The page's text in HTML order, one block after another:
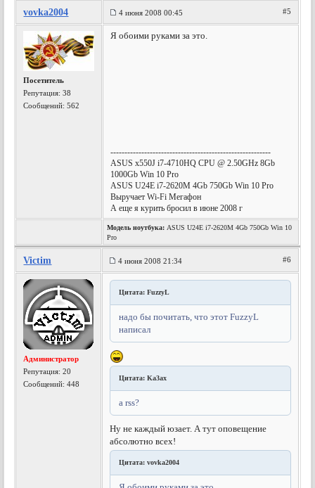
vovka2004 4 июня 2008 00:45 #5
Посетитель
Репутация:38
Сообщений: 562
Я обоими руками за это.
---------------------------------------------------------
ASUS x550J i7-4710HQ CPU @ 2.50GHz 8Gb
1000Gb Win 10 Pro
ASUS U24E i7-2620M 4Gb 750Gb Win 10 Pro
Выручает Wi-Fi Мегафон
А еще я курить бросил в июне 2008 г
Модель ноутбука: ASUS U24E i7-2620M 4Gb 750Gb Win 10
Pro
Victim 4 июня 2008 21:34 #6
Администратор
Репутация:20
Сообщений: 448
Цитата: FuzzyL
надо бы почитать, что этот FuzzyL
написал
Цитата: Ka3ax
a rss?
Ну не каждый юзает. А тут оповещение
абсолютно всех!
Цитата: vovka2004